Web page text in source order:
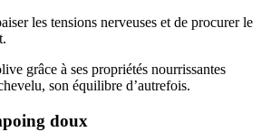
les tensions nerveuses et de procurer le
grâce à ses propriétés nourrissantes
son équilibre d’autrefois.
doux